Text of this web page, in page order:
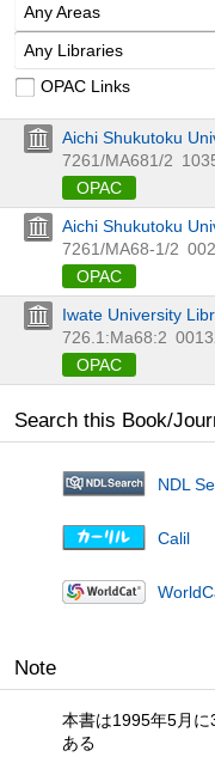
Any Areas
Any Libraries
OPAC Links
Aichi Shukutoku
7261/MA681/2
OPAC
Aichi Shukutoku
7261/MA68-1/2
OPAC
Iwate University
726.1:Ma68:2
OPAC
Search this Book/
NDL
Calil
Note
本書は1995年5月
ある